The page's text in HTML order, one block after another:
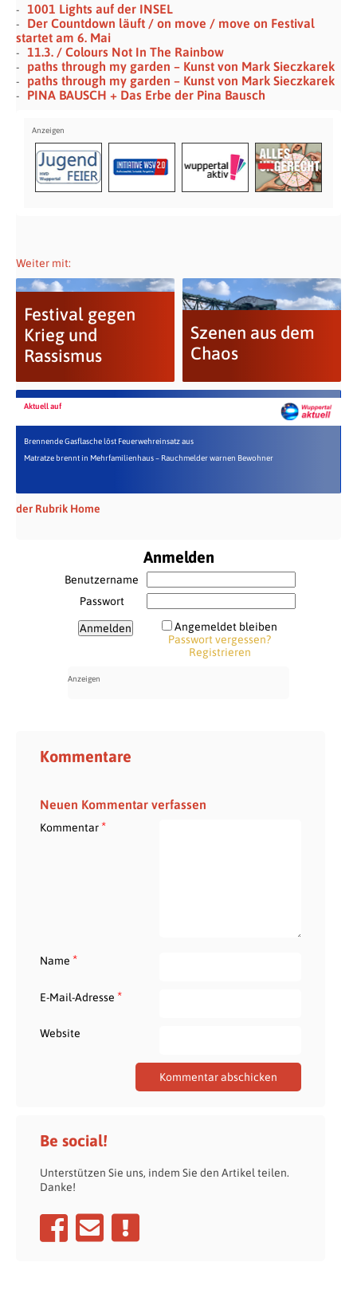
1001 Lights auf der INSEL
Der Countdown läuft / on move / move on Festival
startet am 6. Mai
11.3. / Colours Not In The Rainbow
paths through my garden – Kunst von Mark Sieczkarek
paths through my garden – Kunst von Mark Sieczkarek
PINA BAUSCH + Das Erbe der Pina Bausch
Weiter mit:
Festival gegen
Krieg und
Rassismus
Szenen aus dem
Chaos
Aktuell auf
Brennende Gasflasche löst Feuerwehreinsatz aus
Matratze brennt in Mehrfamilienhaus – Rauchmelder warnen Bewohner
der Rubrik Home
Anmelden
Benutzername
Passwort
Angemeldet bleiben
Passwort vergessen?
Registrieren
Kommentare
Neuen Kommentar verfassen
Kommentar*
Name *
E-Mail-Adresse *
Website
Be social!
Unterstützen Sie uns, indem Sie den Artikel teilen.
Danke!